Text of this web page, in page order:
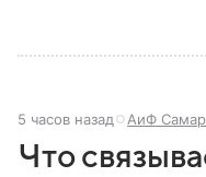
5 часов назад АиФ
Что